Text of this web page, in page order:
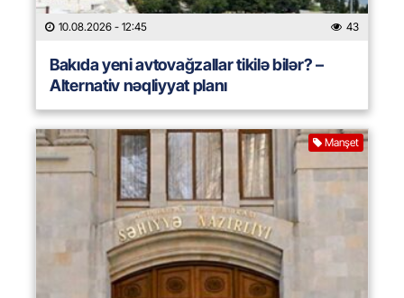
10.08.2026 - 12:45 43
Bakıda yeni avtovağzallar tikilə bilər? –
Alternativ nəqliyyat planı
Manşet